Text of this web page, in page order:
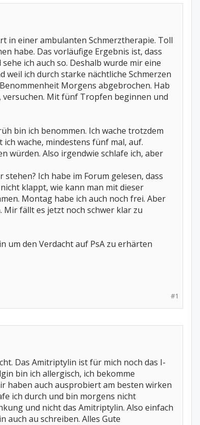
in einer ambulanten Schmerztherapie. Toll
habe. Das vorläufige Ergebnis ist, dass
ich auch so. Deshalb wurde mir eine
ich durch starke nächtliche Schmerzen
Morgens abgebrochen. Hab
versuchen. Mit fünf Tropfen beginnen und
bin ich benommen. Ich wache trotzdem
ich wache, mindestens fünf mal, auf.
würden. Also irgendwie schlafe ich, aber
Ich habe im Forum gelesen, dass
klappt, wie kann man mit dieser
Montag habe ich auch noch frei. Aber
Mir fällt es jetzt noch schwer klar zu
um den Verdacht auf PsA zu erhärten
#1
Das Amitriptylin ist für mich noch das I-
bin ich allergisch, ich bekomme
haben auch ausprobiert am besten wirken
ich durch und bin morgens nicht
und nicht das Amitriptylin. Also einfach
au schreiben. Alles Gute